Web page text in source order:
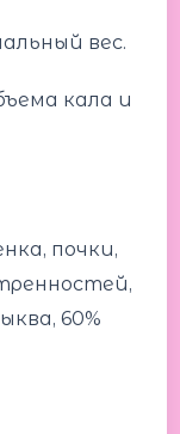
вес.
кала и
почки,
60%